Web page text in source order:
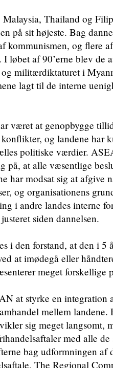
Thailand og
på sit højeste. Bag
kommunismen, og flere
løbet af 90’erne blev de
militærdiktaturet i
lagt til de interne
været at genopbygge
og landene har
politiske værdier.
på, at alle væsentlige
har modsat sig at afgive
og organisationens
i andre landes interne
siden dannelsen.
i den forstand, at den i 5
at imødegå eller
meget forskellige
at styrke en integration
mellem landene.
sig meget langsomt,
med alle de
bag udformningen af
The Regional